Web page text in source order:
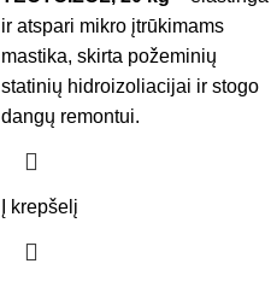
ir atspari mikro įtrūkimams
mastika, skirta požeminių
statinių hidroizoliacijai ir stogo
dangų remontui.
Į krepšelį